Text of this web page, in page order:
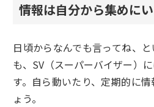
情報は自分から集めにい
日頃からなんでも言ってね、
も、SV（スーパーバイザー）
す。自ら動いたり、定期的に
ょう。